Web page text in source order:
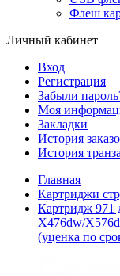
Флеш
Личный кабинет
Вход
Регистрация
Забыли
Моя
Закладки
История
История
Главная
Картриджи
Картридж 971
X476dw/
(уценка по